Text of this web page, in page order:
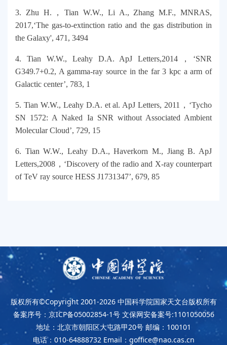
3. Zhu H.，Tian W.W., Li A., Zhang M.F., MNRAS,
2017,‘The gas-to-extinction ratio and the gas distribution in
the Galaxy', 471, 3494
4. Tian W.W., Leahy D.A. ApJ Letters,2014，‘SNR
G349.7+0.2, A gamma-ray source in the far 3 kpc a arm of
Galactic center’, 783, 1
5. Tian W.W., Leahy D.A. et al. ApJ Letters, 2011，‘Tycho
SN 1572: A Naked Ia SNR without Associated Ambient
Molecular Cloud’, 729, 15
6. Tian W.W., Leahy D.A., Haverkorn M., Jiang B. ApJ
Letters,2008，‘Discovery of the radio and X-ray counterpart
of TeV ray source HESS J1731347’, 679, 85
版权所有©Copyright 2001-2026 中国科学院国家天文台版权所有
备案序号：京ICP备05002854-1号 文保网安备案号:1101050056
地址：北京市朝阳区大屯路甲20号 邮编：100101
电话：010-64888732 Email：goffice@nao.cas.cn